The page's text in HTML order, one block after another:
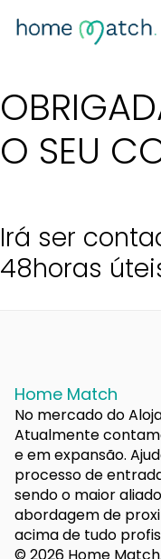
O SEU
Irá ser
48horas
Home Match
No mercado do
Atualmente
e em expansão.
processo de
sendo o maior
abordagem de
acima de tudo
© 2026 Home